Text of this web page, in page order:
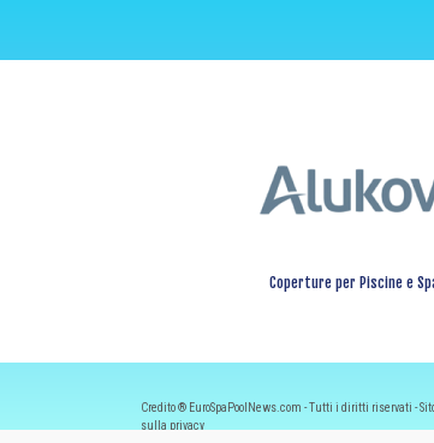
Coperture per Piscine e
Credito ® EuroSpaPoolNews.com - Tutti i diritti riservati -
sulla privacy